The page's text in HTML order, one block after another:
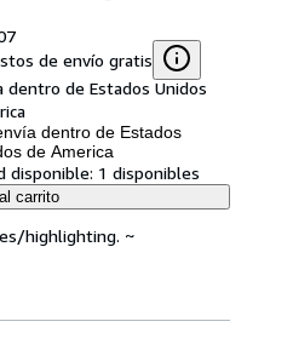
de envío gratis
dentro de Estados Unidos
dentro de Estados
de America
disponible: 1 disponibles
carrito
highlighting. ~